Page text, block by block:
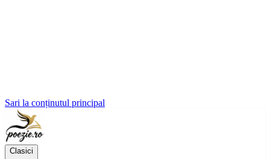
Sari la conținutul principal
Clasici